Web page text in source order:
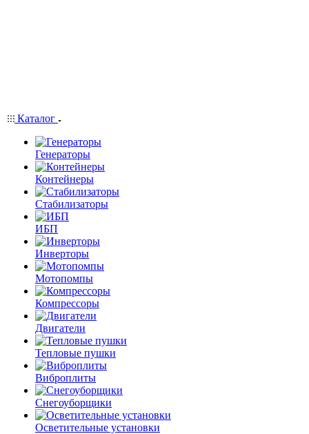
Каталог
Генераторы
Контейнеры
Стабилизаторы
ИБП
Инверторы
Мотопомпы
Компрессоры
Двигатели
Тепловые пушки
Виброплиты
Снегоуборщики
Осветительные установки